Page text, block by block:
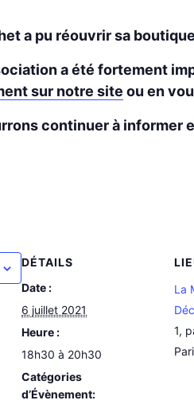
a pu réouvrir sa
a été fortement
sur notre site ou en
continuer à
DÉTAILS
Date :
6 juillet 2021
Heure :
18h30 à 20h30
Catégories
d’Évènement:
La
1,